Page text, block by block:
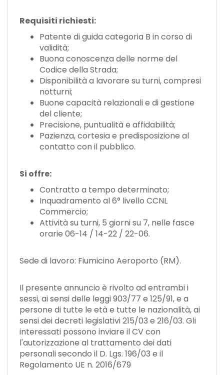
Requisiti richiesti:
Patente di guida categoria B in corso di
validità;
Buona conoscenza delle norme del
Codice della Strada;
Disponibilità a lavorare su turni, compresi
notturni;
Buone capacità relazionali e di gestione
del cliente;
Precisione, puntualità e affidabilità;
Pazienza, cortesia e predisposizione al
contatto con il pubblico.
Si offre:
Contratto a tempo determinato;
Inquadramento al 6° livello CCNL
Commercio;
Attività su turni, 5 giorni su 7, nelle fasce
orarie 06-14 / 14-22 / 22-06.
Sede di lavoro: Fiumicino Aeroporto (RM).
Il presente annuncio è rivolto ad entrambi i
sessi, ai sensi delle leggi 903/77 e 125/91, e a
persone di tutte le età e tutte le nazionalità, ai
sensi dei decreti legislativi 215/03 e 216/03. Gli
interessati possono inviare il CV con
l'autorizzazione al trattamento dei dati
personali secondo il D. Lgs. 196/03 e il
Regolamento UE n. 2016/679